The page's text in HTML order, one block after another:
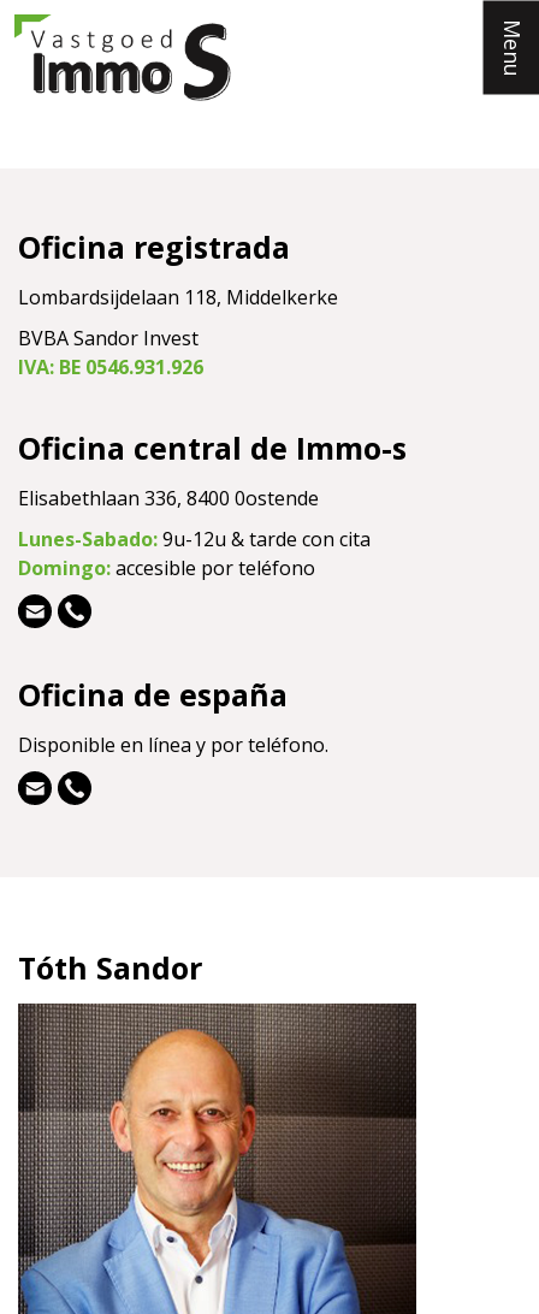
Menu
Oficina registrada
Lombardsijdelaan 118, Middelkerke
BVBA Sandor Invest
IVA: BE 0546.931.926
Oficina central de Immo-s
Elisabethlaan 336, 8400 0ostende
Lunes-Sabado:9u-12u & tarde con cita
Domingo:accesible por teléfono
Oficina de españa
Disponible en línea y por teléfono.
Tóth Sandor